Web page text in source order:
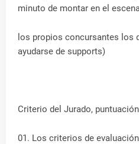
minuto de montar en el
los propios concursantes los
ayudarse de supports)
Criterio del Jurado,
01. Los criterios de